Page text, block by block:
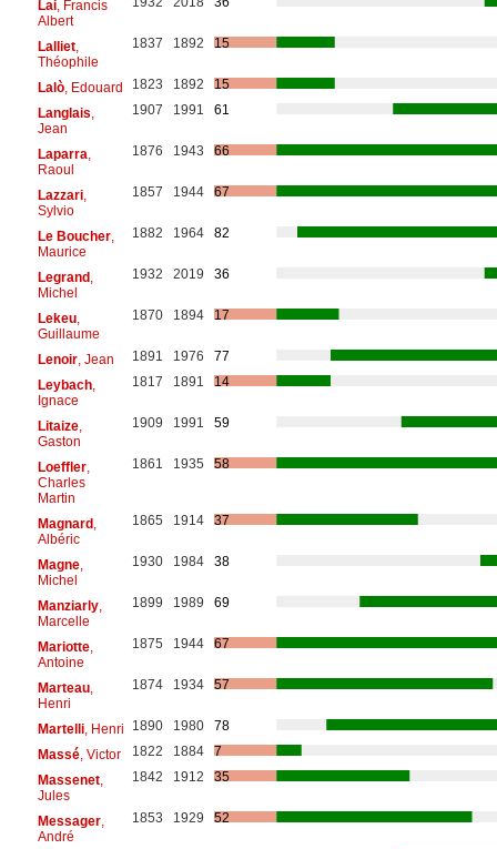
Lai, Francis
Albert
Lalliet,
Théophile
1837 1892 15
Lalò, Edouard 1823 1892
15
Langlais
Jean
1907 1991 61
Laparra
Raoul
1876 1943 66
Lazzari,
Sylvio
1857 1944 67
Le Boucher,
Maurice
1882 1964 82
Legrand,
Michel
1932 2019 36
Lekeu,
Guillaume
1870 1894 17
Lenoir, Jean 1891 1976
77
Leybach,
Ignace
1817 1891 14
Litaize,
Gaston
1909 1991 59
Loeffler,
Charles
Martin
1861 1935 58
Magnard,
Albéric
1865 1914 37
Magne,
Michel
1930 1984 38
Manziarly,
Marcelle
1899 1989 69
Mariotte,
Antoine
1875 1944 67
Marteau,
Henri
1874 1934 57
Martelli, Henri 1890 1980
78
Massé, Victor 1822 1884
7
Massenet,
Jules
1842 1912 35
Messager,
André
1853 1929 52